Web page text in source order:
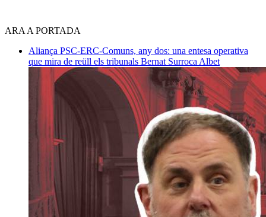
ARA A PORTADA
Aliança PSC-ERC-Comuns, any dos: una entesa operativa
que mira de reüll els tribunals Bernat Surroca Albet